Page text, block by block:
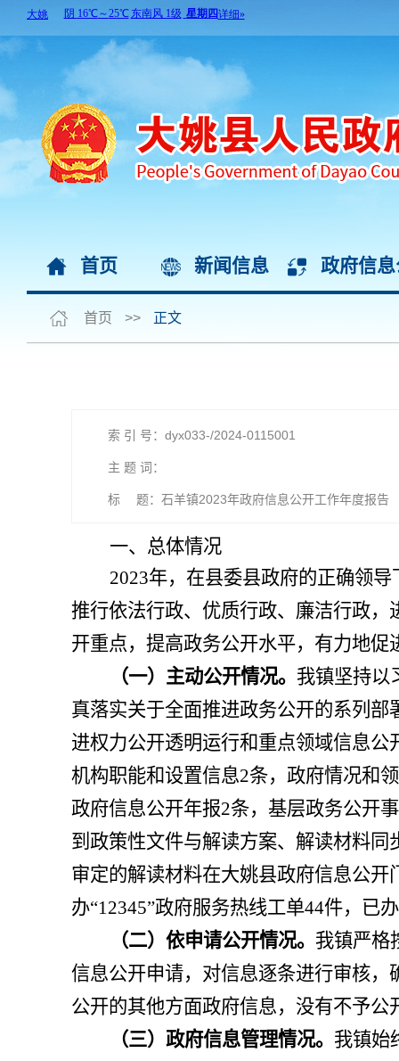
首页 新闻信息 政府信
首页 >> 正文
索 引 号：dyx033-/2024-0115001
主 题 词：
标 题：石羊镇2023年政府信息公开工作年度报告
一、总体情况
2023年，在县委县政府的正确领
推行依法行政、优质行政、廉洁行政
开重点，提高政务公开水平，有力地
（一）主动公开情况。 我镇坚持以
真落实关于全面推进政务公开的系列
进权力公开透明运行和重点领域信息
机构职能和设置信息2条， 政府情况和
政府信息公开年报2条，基层政务公开
到政策性文件与解读方案、解读材料
审定的解读材料在大姚县政府信息公开
办“12345”政府服务热线工单44件，已
（二）依申请公开情况。 我镇严格
信息公开申请，对信息逐条进行审核
公开的其他方面政府信息，没有不予
（三）政府信息管理情况。 我镇始